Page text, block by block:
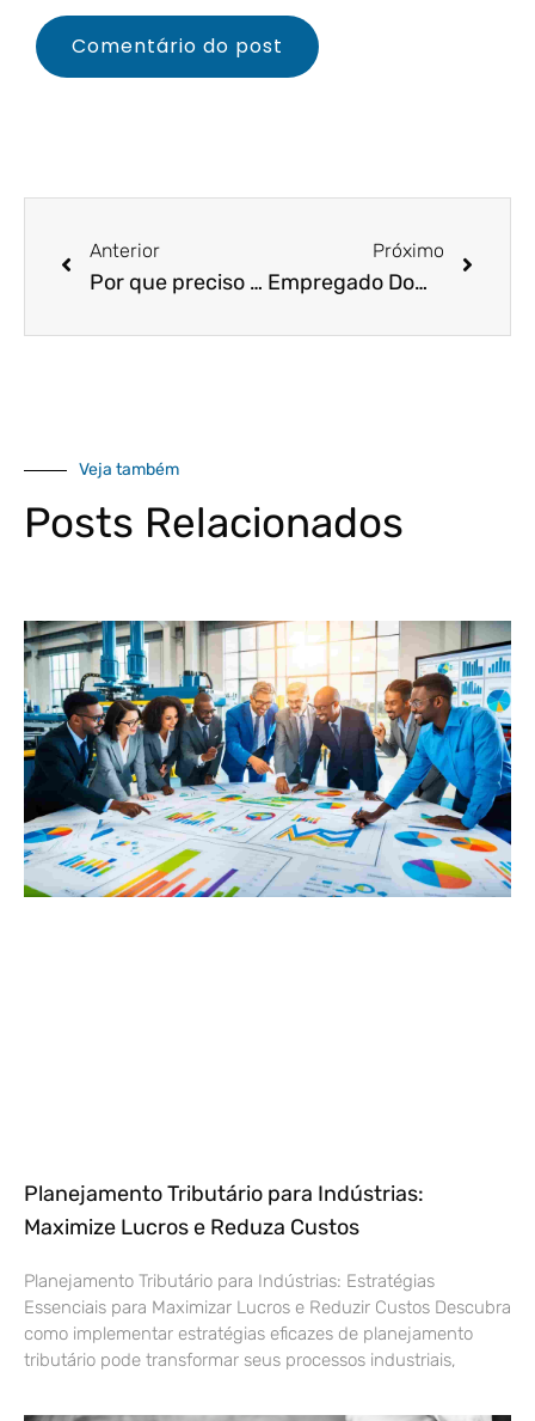
Anterior
Por que preciso contratar uma assessoria contábil para abrir minha empresa?
Próximo
Empregado Doméstico: Como calcular a Rescisão Contratual
Veja também
Posts Relacionados
Planejamento Tributário para Indústrias:
Maximize Lucros e Reduza Custos
Planejamento Tributário para Indústrias: Estratégias
Essenciais para Maximizar Lucros e Reduzir Custos Descubra
como implementar estratégias eficazes de planejamento
tributário pode transformar seus processos industriais,